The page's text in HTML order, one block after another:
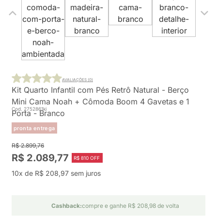
Kit Quarto Infantil com Pés Retrô Natural - Berço
Mini Cama Noah + Cômoda Boom 4 Gavetas e 1
Porta - Branco
Cod. 2752861ki
pronta entrega
AVALIAÇÕES (0)
R$ 2.899,76
R$ 2.089,77 R$ 810 OFF
10x de R$ 208,97 sem juros
Cashback:compre e ganhe R$ 208,98 de volta